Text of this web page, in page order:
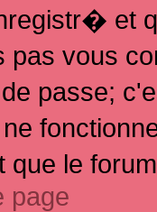
et
pas vous
de passe;
que le
page